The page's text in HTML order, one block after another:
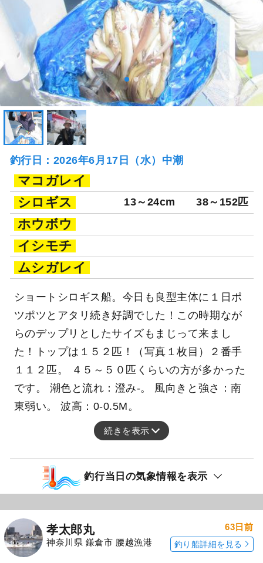
釣行日：2026年6月17日（水）中潮
マコガレイ
シロギス
13～24cm 38～152匹
ホウボウ
イシモチ
ムシガレイ
ショートシロギス船。今日も良型主体に１日ポ
ツポツとアタリ続き好調でした！この時期なが
らのデップリとしたサイズもまじって来まし
た！トップは１５２匹！（写真１枚目）２番手
１１２匹。 ４５～５０匹くらいの方が多かった
です。 潮色と流れ：澄み-。 風向きと強さ：南
東弱い。 波高：0-0.5M。
続きを表示
釣行当日の気象情報を表示
孝太郎丸
神奈川県 鎌倉市 腰越漁港
63日前
釣り船詳細を見る